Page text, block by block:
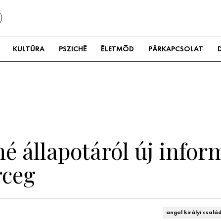
KULTÚRA PSZICHÉ ÉLETMÓD PÁRKAPCSOLAT
állapotáról új
angol királyi család